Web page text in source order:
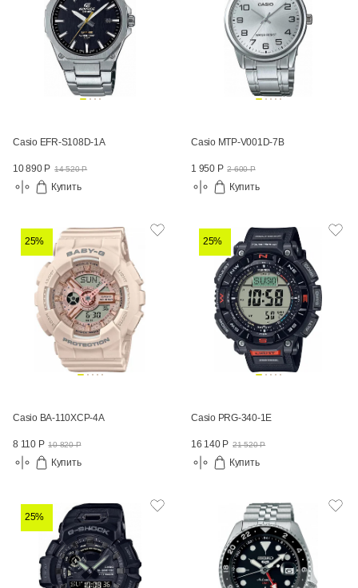
Casio EFR-S108D-1A
10 890 Р 14 520 Р
Купить
Casio MTP-V001D-7B
1 950 Р 2 600 Р
Купить
25%
Casio BA-110XCP-4A
8 110 Р 10 820 Р
Купить
25%
Casio PRG-340-1E
16 140 Р 21 520 Р
Купить
25%